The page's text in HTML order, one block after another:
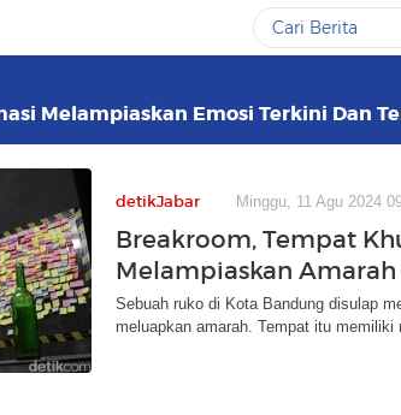
Melampiaskan Emosi Terkini Dan
detikJabar Minggu, 11 Agu 2024
Breakroom, Tempat
Melampiaskan
Sebuah ruko di Kota Bandung disulap
meluapkan amarah. Tempat itu memiliki